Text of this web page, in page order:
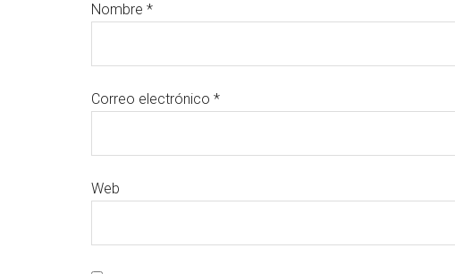
Nombre *
Correo electrónico *
Web